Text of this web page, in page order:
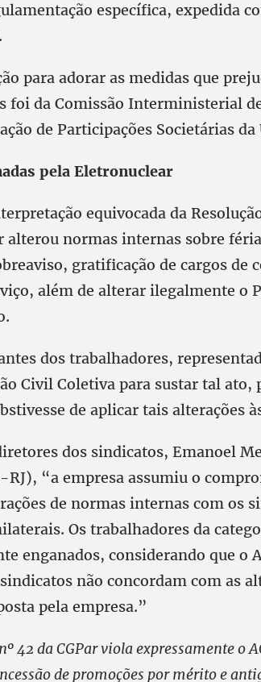
específica, expedida
para adorar as medidas que
foi da Comissão Interministerial
de Participações Societárias da
pela Eletronuclear
equivocada da
alterou normas internas sobre
gratificação de cargos de
além de alterar ilegalmente o
dos trabalhadores,
Civil Coletiva para sustar tal
de aplicar tais alterações
dos sindicatos, Emanoel
“a empresa assumiu o
de normas internas com os
Os trabalhadores da
enganados, considerando que o
não concordam com as
pela empresa.”
42 da CGPar viola expressamente o
de promoções por mérito e